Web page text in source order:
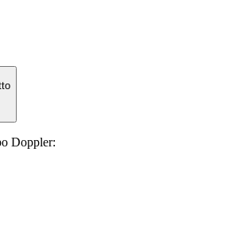
Doppler: